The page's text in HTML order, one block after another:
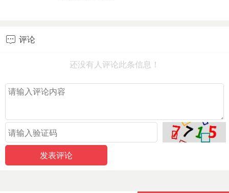
 评论
还没有人评论此条信息！